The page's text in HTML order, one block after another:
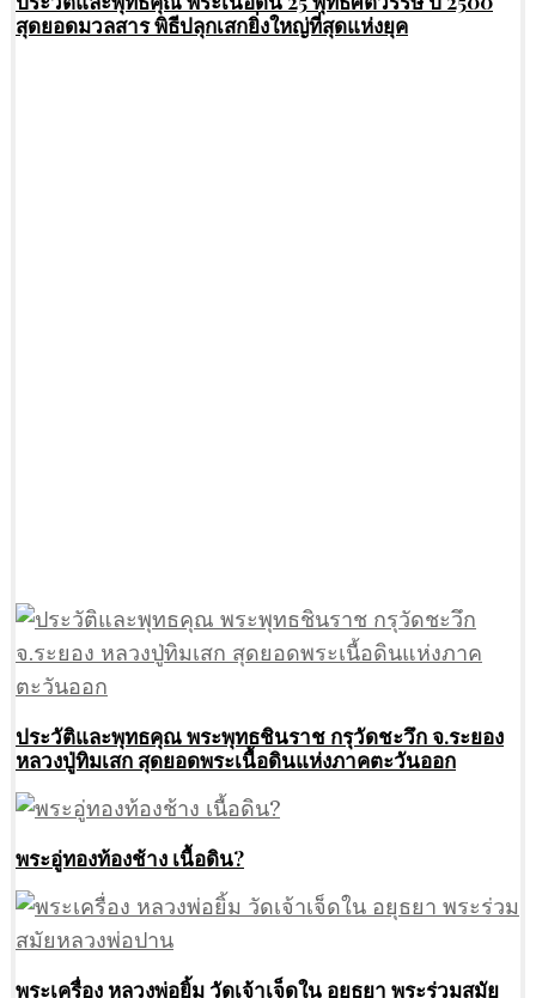
สุดยอดมวลสาร พิธีปลุกเสกยิ่งใหญ่ที่สุดแห่งยุค
ประวัติและพุทธคุณ พระพุทธชินราช กรุวัดชะวึก จ.ระยอง
หลวงปู่ทิมเสก สุดยอดพระเนื้อดินแห่งภาคตะวันออก
พระอู่ทองท้องช้าง เนื้อดิน?
พระเครื่อง หลวงพ่อยิ้ม วัดเจ้าเจ็ดใน อยุธยา พระร่วมสมัย